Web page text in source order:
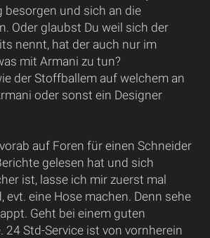
besorgen und sich an die
Oder glaubst Du weil sich der
nennt, hat der auch nur im
mit Armani zu tun?
der Stoffballem auf welchem an
oder sonst ein Designer
auf Foren für einen Schneider
gelesen hat und sich
ist, lasse ich mir zuerst mal
evt. eine Hose machen. Denn sehe
Geht bei einem guten
24 Std-Service ist von vornherein